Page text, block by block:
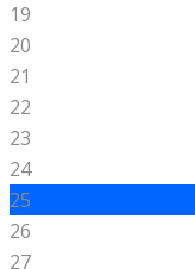
19
20
21
22
23
24
25
26
27